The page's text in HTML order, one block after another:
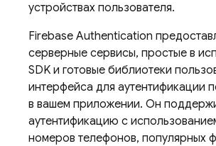
устройствах пользователя.
Firebase Authentication
серверные сервисы, простые в
SDK и готовые библиотеки
интерфейса для аутентификации
в вашем приложении. Он
аутентификацию с
номеров телефонов, популярных